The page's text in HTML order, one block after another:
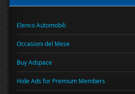
Elenco Automobili
Occasioni del Mese
Buy Adspace
Hide Ads for Premium Members